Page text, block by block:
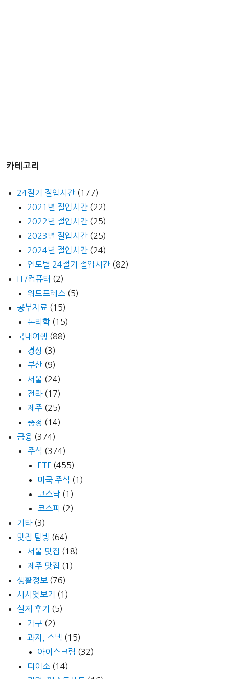
번
카테고리
24절기 절입시간 (177)
2021년 절입시간 (22)
2022년 절입시간 (25)
2023년 절입시간 (25)
2024년 절입시간 (24)
연도별 24절기 절입시간 (82)
IT/컴퓨터 (2)
워드프레스 (5)
공부자료 (15)
논리학 (15)
국내여행 (88)
경상 (3)
부산 (9)
서울 (24)
전라(17)
제주 (25)
충청 (14)
금융 (374)
주식 (374)
ETF (455)
미국 주식 (1)
코스닥 (1)
코스피 (2)
기타(3)
맛집 탐방 (64)
서울 맛집 (18)
제주 맛집 (1)
생활정보 (76)
시사엿보기
(1)
실제 후기
(5)
가구 (2)
과자, 스낵 (15)
아이스크림 (32)
다이소 (14)